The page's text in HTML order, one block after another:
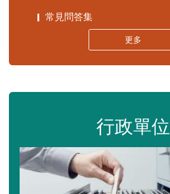
常見問答集
更多
行政單位